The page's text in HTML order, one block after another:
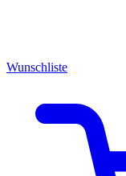
Wunschliste